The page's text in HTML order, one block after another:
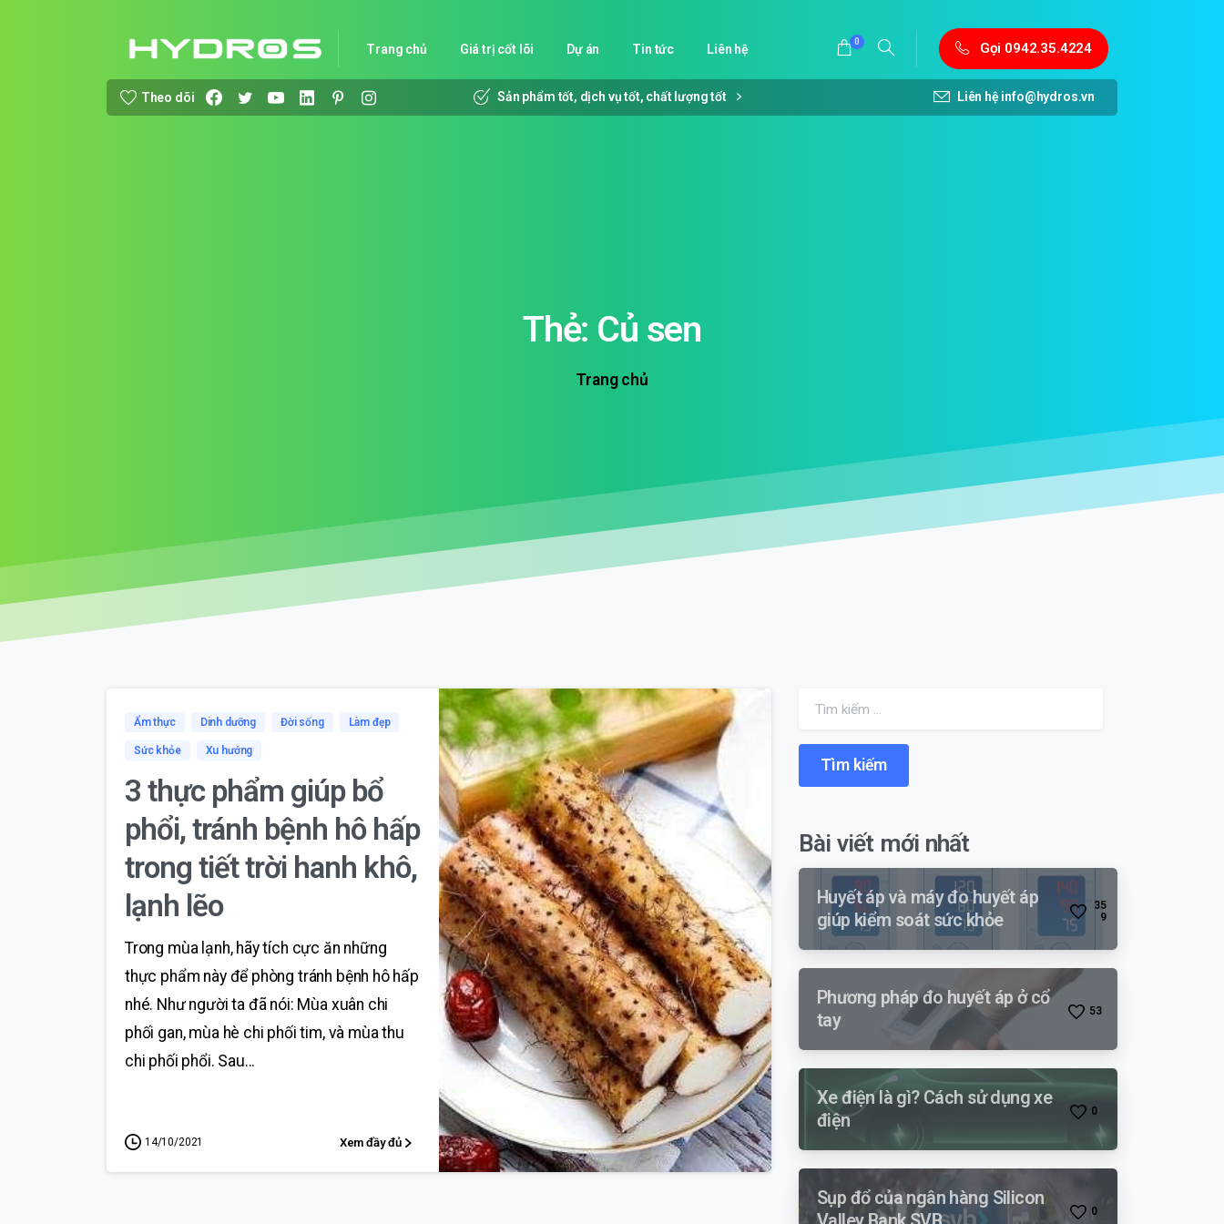
Trang chủ Giá trị cốt lõi Dự án Tin tức Liên hệ
0 Gọi 0942.35.4224
Theo dõi Sản phẩm tốt, dịch vụ tốt, chất lượng tốt Liên hệinfo@hydros.vn
Thẻ: Củ sen
Trang chủ
0 0
Ẩm thực Dinh dưỡng Đời sống Làm đẹp
Sức khỏe Xu hướng
3 thực phẩm giúp bổ
phổi, tránh bệnh hô hấp
trong tiết trời hanh khô,
lạnh lẽo
Trong mùa lạnh, hãy tích cực ăn những
thực phẩm này để phòng tránh bệnh hô hấp
nhé. Như người ta đã nói: Mùa xuân chi
phối gan, mùa hè chi phối tim, và mùa thu
chi phối phổi. Sau...
14/10/2021 Xem đầy đủ
Bài viết mới nhất
Huyết áp và máy đo huyết áp
giúp kiểm soát sức khỏe
35
9
Phương pháp đo huyết áp ở cổ
tay
53
Xe điện là gì? Cách sử dụng xe
điện
0
Sụp đổ của ngân hàng Silicon
0